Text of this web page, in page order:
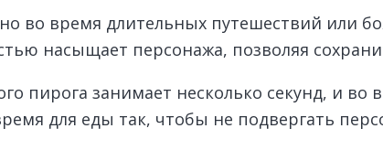
во время длительных путешествий или
насыщает персонажа, позволяя
пирога занимает несколько секунд, и во
для еды так, чтобы не подвергать